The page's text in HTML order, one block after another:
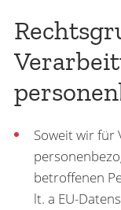
Soweit wir für
betroffenen
lt. a EU-